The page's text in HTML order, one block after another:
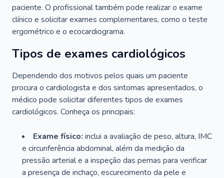
paciente. O profissional também pode realizar o exame
clínico e solicitar exames complementares, como o teste
ergométrico e o ecocardiograma.
Tipos de exames cardiológicos
Dependendo dos motivos pelos quais um paciente
procura o cardiologista e dos sintomas apresentados, o
médico pode solicitar diferentes tipos de exames
cardiológicos. Conheça os principais:
Exame físico: inclui a avaliação de peso, altura, IMC
e circunferência abdominal, além da medição da
pressão arterial e a inspeção das pernas para verificar
a presença de inchaço, escurecimento da pele e